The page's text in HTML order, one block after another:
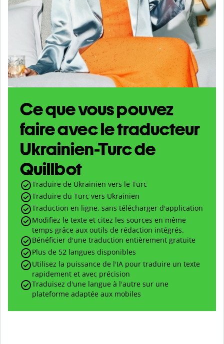
Ce que vous pouvez
faire avec le traducteur
Ukrainien-Turc de
Quillbot
Traduire de Ukrainien vers le Turc
Traduire du Turc vers Ukrainien
Traduction en ligne, sans télécharger d'application
Modifiez le texte et citez les sources en même
temps grâce aux outils de rédaction intégrés.
Bénéficier d'une traduction entièrement gratuite
Plus de 52 langues disponibles
Utilisez la puissance de l'IA pour traduire un texte
rapidement et avec précision
Traduisez d'une langue à l'autre sur une
plateforme adaptée aux mobiles